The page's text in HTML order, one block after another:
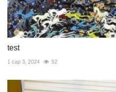
test
1 сар 3, 2024 52